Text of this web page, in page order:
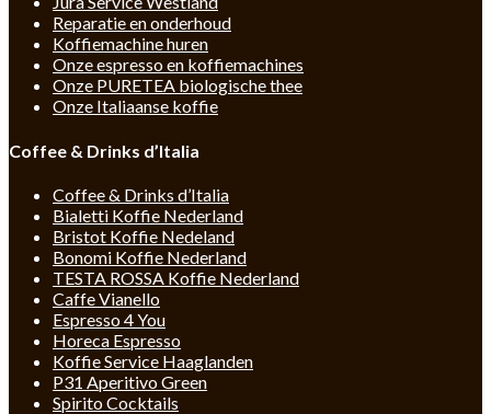
Reparatie en onderhoud
Koffiemachine huren
Onze espresso en koffiemachines
Onze PURETEA biologische thee
Onze Italiaanse koffie
Coffee & Drinks d’Italia
Coffee & Drinks d’Italia
Bialetti Koffie Nederland
Bristot Koffie Nedeland
Bonomi Koffie Nederland
TESTA ROSSA Koffie Nederland
Caffe Vianello
Espresso 4 You
Horeca Espresso
Koffie Service Haaglanden
P31 Aperitivo Green
Spirito Cocktails